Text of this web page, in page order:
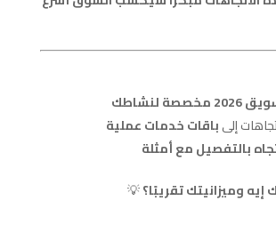
لنشاطك
إلىباقات خدمات عملية
بالتفصيل مع أمثلة
وميزانيتك تقريبًا؟💡